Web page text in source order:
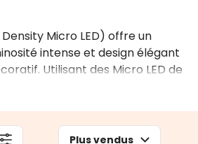
Density Micro LED) offre un
intense et design élégant
Utilisant des Micro LED de
brillantes et raffinées. La
l'esthétique moderne. Idéale
Plus vendus